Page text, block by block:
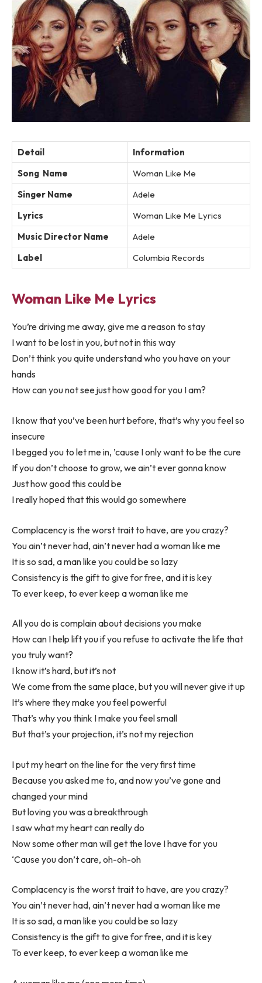
Detail
Information
Song Name
Woman Like Me
Singer Name
Adele
Lyrics
Woman Like Me Lyrics
Music Director Name
Adele
Label
Columbia Records
Woman Like Me Lyrics
You’re driving me away, give me a reason to stay
I want to be lost in you, but not in this way
Don’t think you quite understand who you have on your
hands
How can you not see just how good for you I am?
I know that you’ve been hurt before, that’s why you feel so
insecure
I begged you to let me in, ’cause I only want to be the cure
If you don’t choose to grow, we ain’t ever gonna know
Just how good this could be
I really hoped that this would go somewhere
Complacency is the worst trait to have, are you crazy?
You ain’t never had, ain’t never had a woman like me
It is so sad, a man like you could be so lazy
Consistency is the gift to give for free, and it is key
To ever keep, to ever keep a woman like me
All you do is complain about decisions you make
How can I help lift you if you refuse to activate the life that
you truly want?
I know it’s hard, but it’s not
We come from the same place, but you will never give it up
It’s where they make you feel powerful
That’s why you think I make you feel small
But that’s your projection, it’s not my rejection
I put my heart on the line for the very first time
Because you asked me to, and now you’ve gone and
changed your mind
But loving you was a breakthrough
I saw what my heart can really do
Now some other man will get the love I have for you
‘Cause you don’t care, oh-oh-oh
Complacency is the worst trait to have, are you crazy?
You ain’t never had, ain’t never had a woman like me
It is so sad, a man like you could be so lazy
Consistency is the gift to give for free, and it is key
To ever keep, to ever keep a woman like me